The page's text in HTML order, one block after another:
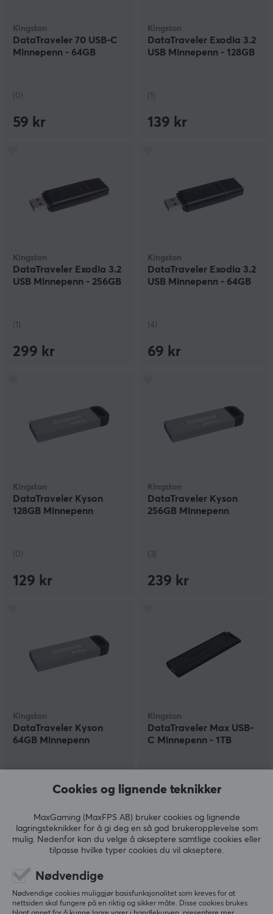
Kingston
DataTraveler 70 USB-C
Minnepenn - 64GB
(0)
59 kr
Kingston
DataTraveler Exodia 3.2
USB Minnepenn - 128GB
(1)
139 kr
Kingston
DataTraveler Exodia 3.2
USB Minnepenn - 256GB
(1)
299 kr
Kingston
DataTraveler Exodia 3.2
USB Minnepenn - 64GB
(4)
69 kr
Kingston
DataTraveler Kyson
128GB Minnepenn
(0)
129 kr
Kingston
DataTraveler Kyson
256GB Minnepenn
(3)
239 kr
Kingston
DataTraveler Kyson
64GB Minnepenn
99 kr
Kingston
DataTraveler Max USB-
C Minnepenn - 1TB
1389 kr
Cookies og lignende teknikker
MaxGaming (MaxFPS AB) bruker cookies og lignende
lagringsteknikker for å gi deg en så god brukeropplevelse som
mulig. Nedenfor kan du velge å akseptere samtlige cookies eller
tilpasse hvilke typer cookies du vil akseptere.
Nødvendige
Nødvendige cookies muliggjør basisfunksjonalitet som kreves for at
nettsiden skal fungere på en riktig og sikker måte. Disse cookies brukes